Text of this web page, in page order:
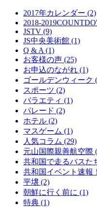
2017年カレンダー (2)
2018-
JSTV (9)
JS中央美術館 (1)
Q & A (1)
お客様の声 (25)
お申込のながれ (1)
ゴールデンウィーク
スポーツ (2)
バラエティ (1)
パレード (2)
ホテル (2)
マスゲーム (1)
人気コラム (29)
元山国際親善航空際
共和国で走るバスた
共和国イベント速報
平壌 (2)
朝鮮に行く前に (1)
特典 (1)